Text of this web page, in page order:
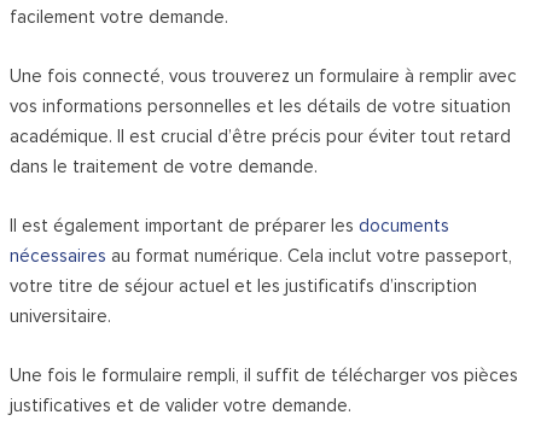
facilement votre demande.
Une fois connecté, vous trouverez un formulaire à remplir avec
vos informations personnelles et les détails de votre situation
académique. Il est crucial d’être précis pour éviter tout retard
dans le traitement de votre demande.
Il est également important de préparer les documents
nécessaires au format numérique. Cela inclut votre passeport,
votre titre de séjour actuel et les justificatifs d’inscription
universitaire.
Une fois le formulaire rempli, il suffit de télécharger vos pièces
justificatives et de valider votre demande.